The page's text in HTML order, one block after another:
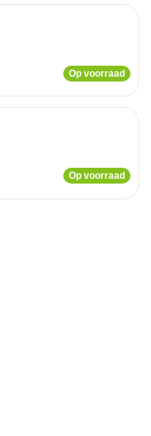
Op voorraad
Op voorraad